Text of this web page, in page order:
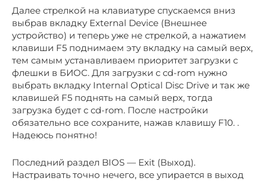
Далее стрелкой на клавиатуре спускаемся вниз
выбрав вкладку External Device (Внешнее
устройство) и теперь уже не стрелкой, а нажатием
клавиши F5 поднимаем эту вкладку на самый верх,
тем самым устанавливаем приоритет загрузки с
флешки в БИОС. Для загрузки с cd-rom нужно
выбрать вкладку Internal Optical Disc Drive и так же
клавишей F5 поднять на самый верх, тогда
загрузка будет с cd-rom. После настройки
обязательно все сохраните, нажав клавишу F10. .
Надеюсь понятно!
Последний раздел BIOS — Exit (Выход).
Настраивать точно нечего, все упирается в выход